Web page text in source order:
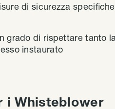
di sicurezza
grado di rispettare tanto
instaurato
i Whisteblower